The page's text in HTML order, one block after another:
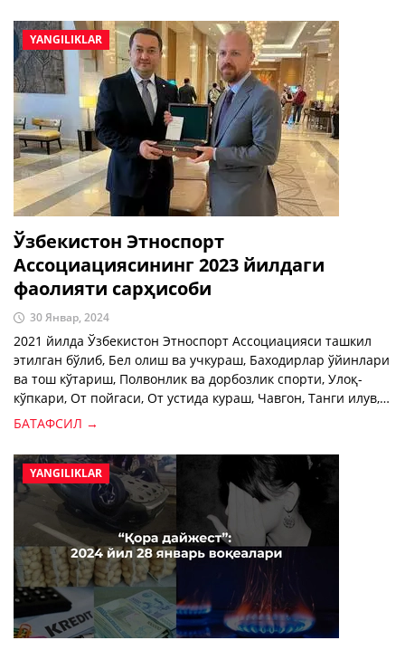
YANGILIKLAR
Ўзбекистон Этноспорт
Ассоциациясининг 2023 йилдаги
фаолияти сарҳисоби
30 Январ, 2024
2021 йилда Ўзбекистон Этноспорт Ассоциацияси ташкил
этилган бўлиб, Бел олиш ва учкураш, Баходирлар ўйинлари
ва тош кўтариш, Полвонлик ва дорбозлик спорти, Улоқ-
кўпкари, От пойгаси, От устида кураш, Чавгон, Танги илув,
От устида камон отиш, Камондан отиш, ов қушлари билан
жахонда оммалаштириш ҳамда такомиллаштиришни ўз
олдига мақсад қилган.
БАТАФСИЛ →
YANGILIKLAR